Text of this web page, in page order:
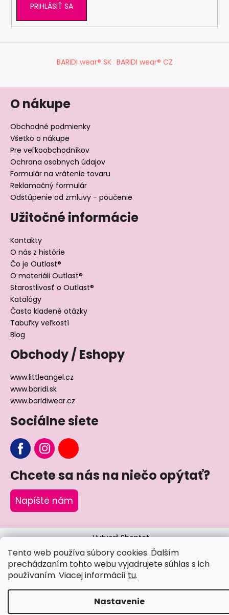
Tento web používa súbory cookies. Ďalším
prechádzaním tohto webu vyjadrujete súhlas s ich
používaním. Viacej informácií tu.
Nastavenie
PRIHLÁSIŤ SA
BARIDI wear® SK BARIDI wear® CZ
O nákupe
Obchodné podmienky
Všetko o nákupe
Pre veľkoobchodníkov
Ochrana osobnych údajov
Formulár na vrátenie tovaru
Reklamačný formulár
Odstúpenie od zmluvy - poučenie
Užitočné informácie
Kontakty
O nás z histórie
Čo je Outlast®
O materiáli Outlast®
Starostlivosť o Outlast®
Katalógy
Často kladené otázky
Tabuľky veľkostí
Blog
Obchody / Eshopy
www.littleangel.cz
www.baridi.sk
www.baridiwear.cz
Sociálne siete
Chcete sa nás na niečo opýtať?
Napíšte nám
Vytvoril Shoptet
Copyright 2026Little Angel®. Všetky práva vyhradené.